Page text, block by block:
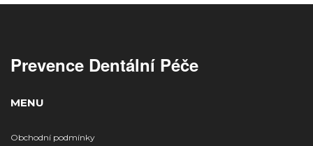
Prevence Dentální Péče
MENU
Obchodní podmínky